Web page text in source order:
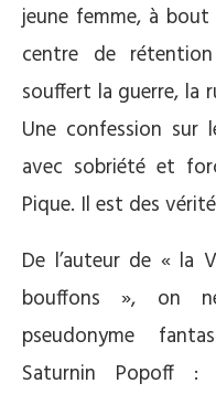
jeune femme, à
centre de
souffert la guerre, la
Une confession sur
avec sobriété et
Pique. Il est des
De l’auteur de « la
bouffons », on
pseudonyme
Saturnin Popoff :